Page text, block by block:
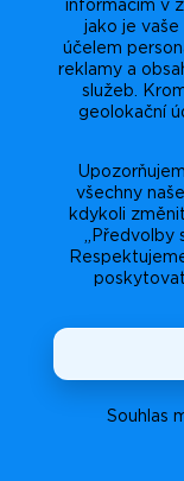
informacím v
jako je vaše
účelem
reklamy a
služeb.
geolokační
všechny
kdykoli
„Předvolby
Souhlas